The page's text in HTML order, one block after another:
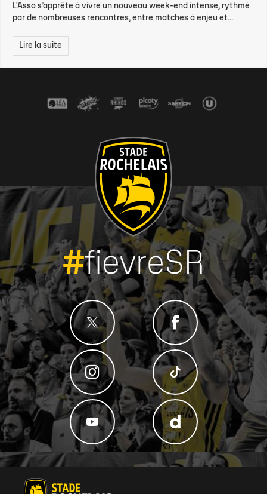
L'Asso s’apprête à vivre un nouveau week-end intense, rythmé
par de nombreuses rencontres, entre matches à enjeu et...
Lire la suite
#fievreSR